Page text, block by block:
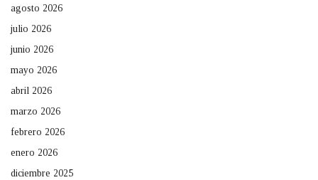
agosto 2026
julio 2026
junio 2026
mayo 2026
abril 2026
marzo 2026
febrero 2026
enero 2026
diciembre 2025